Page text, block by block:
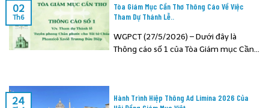
Tòa Giám Mục Cần Thơ Thông Cáo Về Việc
Tham Dự Thánh Lễ..
WGPCT (27/5/2026) – Dưới đây là
Thông cáo số 1 của Tòa Giám mục Cần...
02
Th6
Hành Trình Hiệp Thông Ad Limina 2026 Của
24